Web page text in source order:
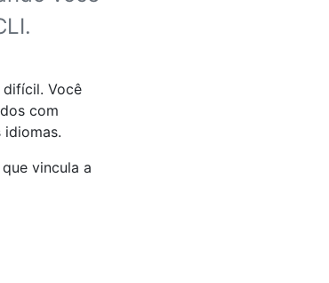
Você
com
que vincula a